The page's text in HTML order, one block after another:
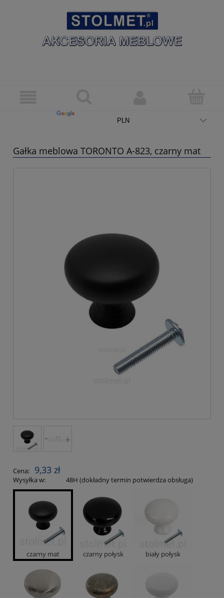
Gałka meblowa TORONTO A-823, czarny mat
Cena: 9,33 zł
Wysyłka w: 48H (dokładny termin potwierdza obsługa)
czarny mat czarny połysk biały połysk